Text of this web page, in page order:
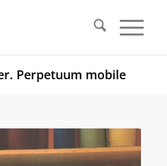
Perpetuum mobile